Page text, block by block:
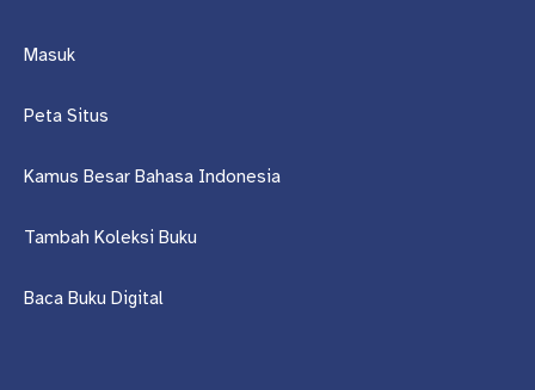
Masuk
Peta Situs
Kamus Besar Bahasa Indonesia
Tambah Koleksi Buku
Baca Buku Digital